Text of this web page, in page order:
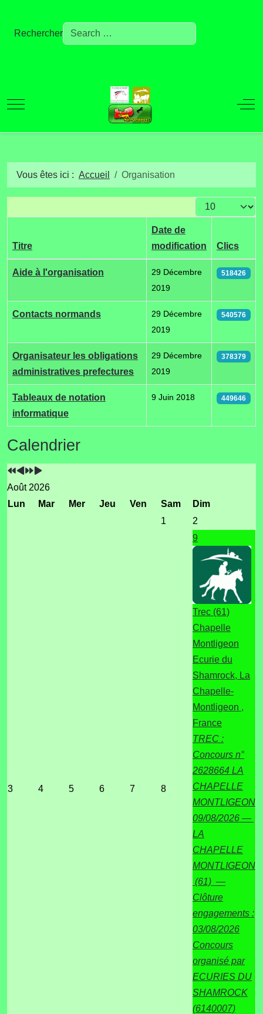
Rechercher
Mobile Menu Toggle Off-
Vous êtes ici : Accueil Organisation
Afficher #
Articles
Titre
Date de
modification
Clics
Aide à l'organisation
29 Décembre
2019
518426
Contacts normands
29 Décembre
2019
540576
Organisateur les obligations
administratives prefectures
29 Décembre
2019
378379
Tableaux de notation
informatique
9 Juin 2018 449646
Calendrier
Année
précédente
Mois
précédent
Année
suivante
suivant
Août 2026
Lun
Mar Mer Jeu Ven Sam
Dim
1
2
3 4 5 6 7 8
9
Trec (61)
Chapelle
Montligeon
Ecurie du
Shamrock, La
Chapelle-
Montligeon ,
France
TREC :
Concours n°
2628664 LA
CHAPELLE
MONTLIGEON
09/08/2026 —
LA
CHAPELLE
MONTLIGEON
(61) —
Clôture
engagements :
03/08/2026
Concours
organisé par
ECURIES DU
SHAMROCK
(6140007)